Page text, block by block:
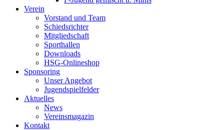
Verein
Vorstand und Team
Schiedsrichter
Mitgliedschaft
Sporthallen
Downloads
HSG-Onlineshop
Sponsoring
Unser Angebot
Jugendspielfelder
Aktuelles
News
Vereinsmagazin
Kontakt